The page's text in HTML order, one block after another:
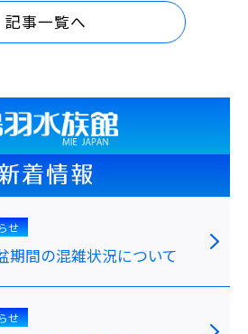
記事一覧へ
着情報
せ
期間の混雑状況について
せ